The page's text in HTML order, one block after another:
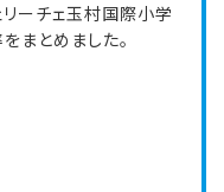
リーチェ玉村国際小学
まとめました。